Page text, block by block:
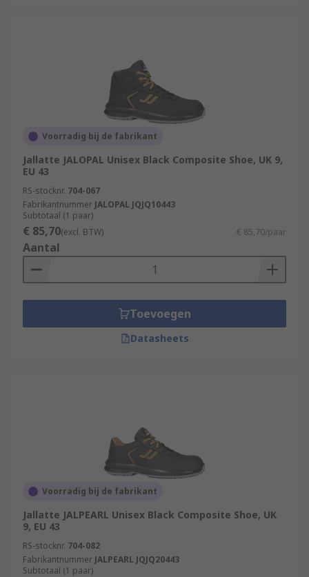
Voorradig bij de fabrikant
Jallatte JALOPAL Unisex Black Composite Shoe, UK 9,
EU 43
RS-stocknr. 704-067
Fabrikantnummer JALOPAL JQJQ10443
Subtotaal (1 paar)
€ 85,70(excl. BTW) € 85,70/paar
Aantal
Toevoegen
Datasheets
Voorradig bij de fabrikant
Jallatte JALPEARL Unisex Black Composite Shoe, UK
9, EU 43
RS-stocknr. 704-082
Fabrikantnummer JALPEARL JQJQ20443
Subtotaal (1 paar)